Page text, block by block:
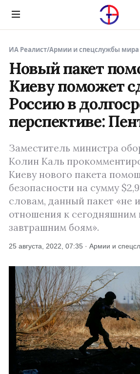
Menu
ИА Реалист/Армии и спецслужбы мира
Новый пакет
Киеву поможет
Россию в
перспективе:
Заместитель министра
Колин Каль
Киеву нового пакета
безопасности на сумму
словам, данный пакет «не
отношения к сегодняшним
завтрашним боям».
25 августа, 2022, 07:35 · Армии и